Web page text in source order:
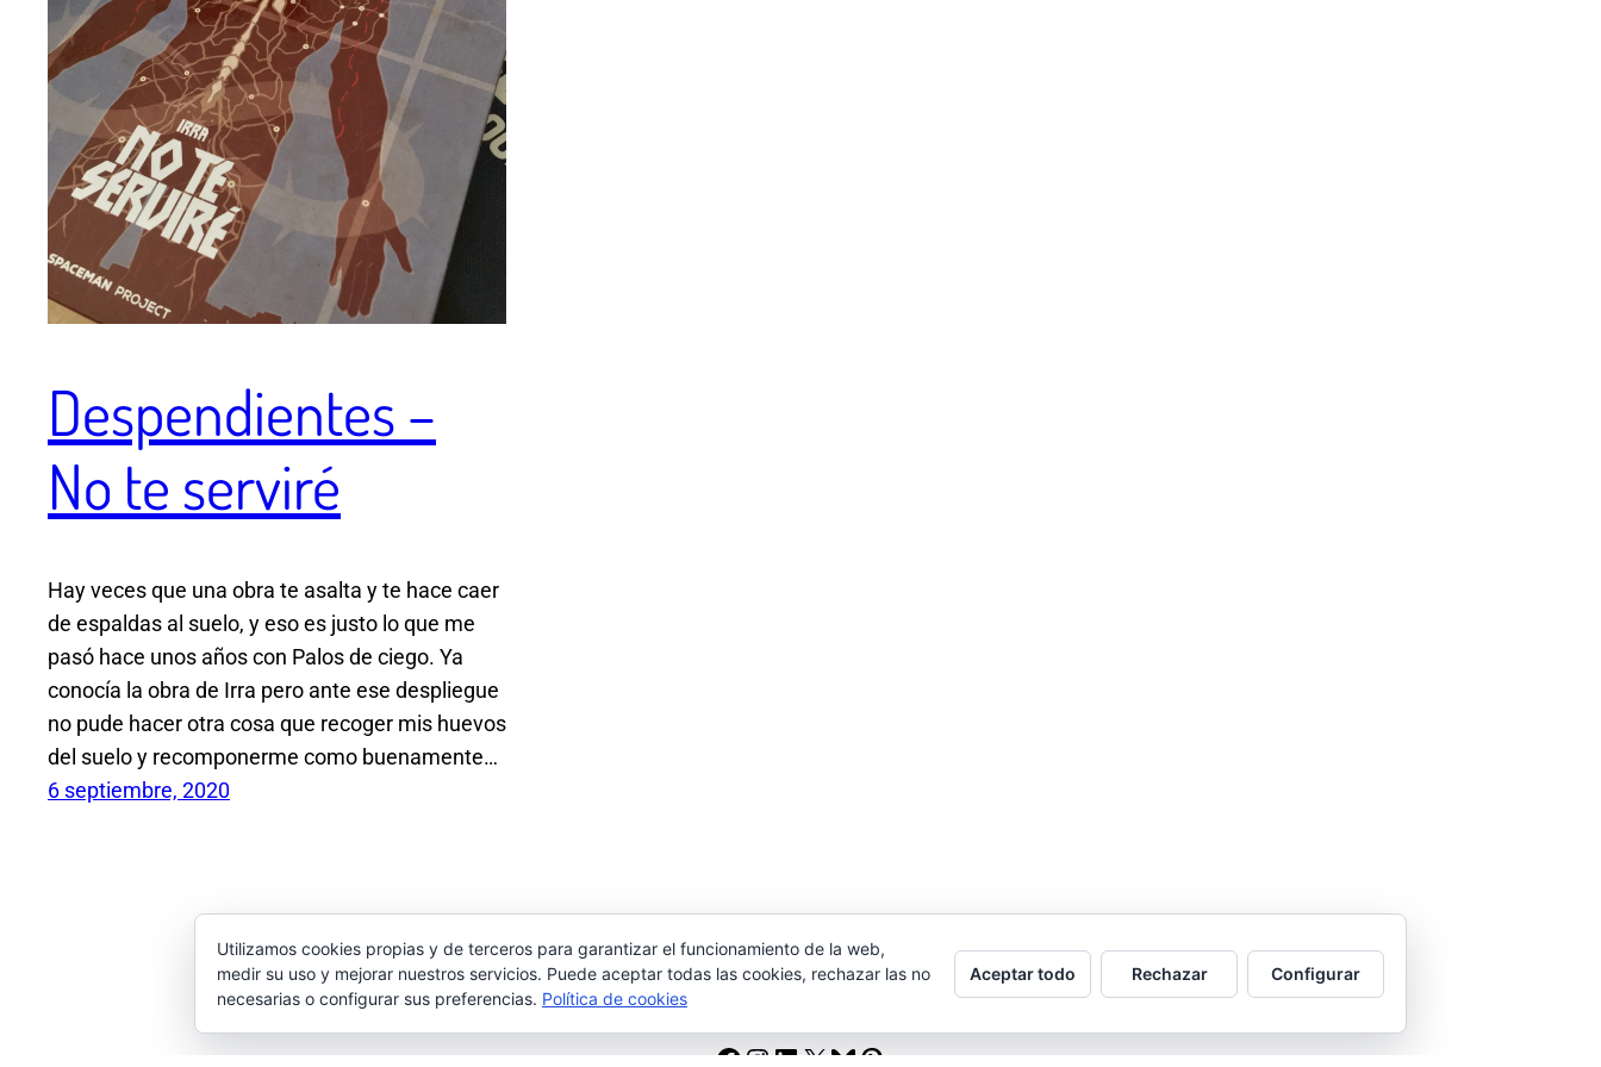
Despendientes –
No te serviré
Hay veces que una obra te asalta y te hace caer
de espaldas al suelo, y eso es justo lo que me
pasó hace unos años con Palos de ciego. Ya
conocía la obra de Irra pero ante ese despliegue
no pude hacer otra cosa que recoger mis huevos
del suelo y recomponerme como buenamente…
6 septiembre, 2020
Facebook
Instagram
LinkedIn
X Bluesky
Pinterest
Utilizamos cookies propias y de terceros para garantizar el funcionamiento de la web,
medir su uso y mejorar nuestros servicios. Puede aceptar todas las cookies, rechazar las no
necesarias o configurar sus preferencias. Política de cookies
Aceptar todo Rechazar Configurar